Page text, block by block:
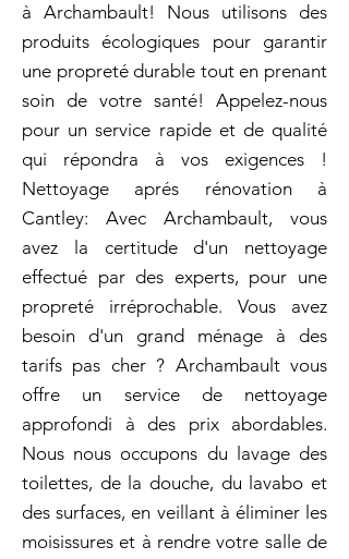
à Archambault! Nous utilisons des
produits écologiques pour garantir
une propreté durable tout en prenant
soin de votre santé! Appelez-nous
pour un service rapide et de qualité
qui répondra à vos exigences !
Nettoyage aprés rénovation à
Cantley: Avec Archambault, vous
avez la certitude d'un nettoyage
effectué par des experts, pour une
propreté irréprochable. Vous avez
besoin d'un grand ménage à des
tarifs pas cher ? Archambault vous
offre un service de nettoyage
approfondi à des prix abordables.
Nous nous occupons du lavage des
toilettes, de la douche, du lavabo et
des surfaces, en veillant à éliminer les
moisissures et à rendre votre salle de